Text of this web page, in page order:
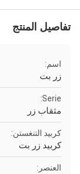
تفاصيل المنتج
اسم:
زر بت
Serie:
مثقاب زر
كربيد التنغستن:
كربيد زر بت
العنصر: